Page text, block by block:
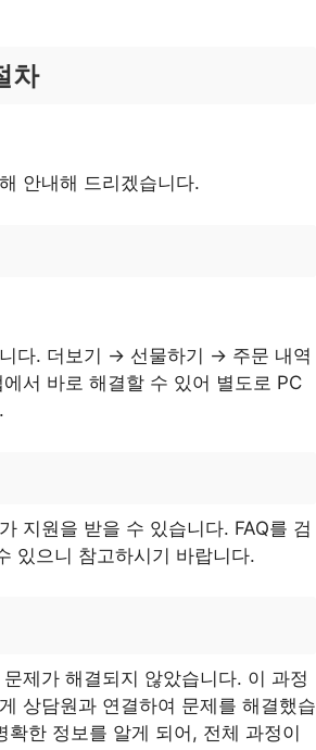
차
안내해 드리겠습니다.
다. 더보기 → 선물하기 → 주문 내역
서 바로 해결할 수 있어 별도로 PC
지원을 받을 수 있습니다. FAQ를 검
있으니 참고하시기 바랍니다.
제가 해결되지 않았습니다. 이 과정
상담원과 연결하여 문제를 해결했습
한 정보를 알게 되어, 전체 과정이